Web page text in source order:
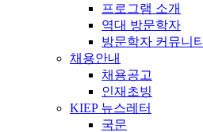
프로그램 소개
역대 방문학자
방문학자 커뮤니티
채용안내
채용공고
인재초빙
KIEP 뉴스레터
국문